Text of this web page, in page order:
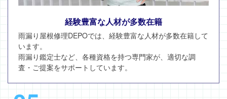
経験豊富な人材が多数在籍
雨漏り屋根修理DEPOでは、経験豊富な人材が多数在籍して
います。
雨漏り鑑定士など、各種資格を持つ専門家が、適切な調
査・ご提案をサポートしています。